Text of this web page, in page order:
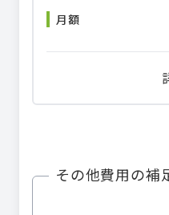
月額
その他費用の補